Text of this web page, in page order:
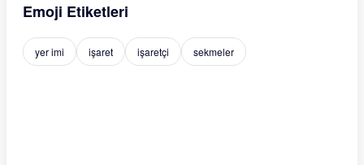
Emoji Etiketleri
yer imi işaret işaretçi sekmeler